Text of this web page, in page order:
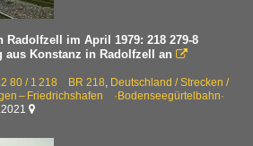
im April 1979: 218 279-8
Konstanz in Radolfzell an 
80 / 1 218 BR 218, Deutschland / Strecken /
– Friedrichshafen ·Bodenseegürtelbahn·
